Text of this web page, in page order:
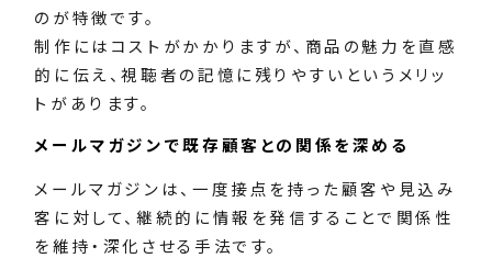
のが特徴です。
制作にはコストがかかりますが、商品の魅力を直感
的に伝え、視聴者の記憶に残りやすいというメリッ
トがあります。
メールマガジンで既存顧客との関係を深める
メールマガジンは、一度接点を持った顧客や見込み
客に対して、継続的に情報を発信することで関係性
を維持・深化させる手法です。